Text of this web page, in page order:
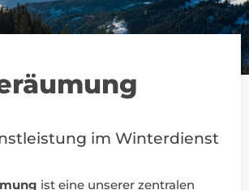
im Winterdienst
ist eine unserer zentralen